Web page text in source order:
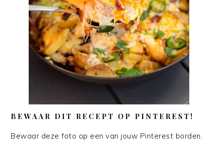
BEWAAR DIT RECEPT OP PINTEREST!
Bewaar deze foto op een van jouw Pinterest borden.